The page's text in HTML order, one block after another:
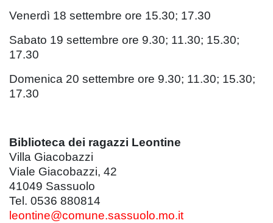
Venerdì 18 settembre ore 15.30; 17.30
Sabato 19 settembre ore 9.30; 11.30; 15.30;
17.30
Domenica 20 settembre ore 9.30; 11.30; 15.30;
17.30
Biblioteca dei ragazzi Leontine
Villa Giacobazzi
Viale Giacobazzi, 42
41049 Sassuolo
Tel. 0536 880814
leontine@comune.sassuolo.mo.it